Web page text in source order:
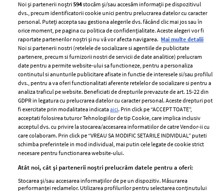
ELLE Style Awards
2024
Despre ELLE
Romania
Contact
Abonamente
Termeni si conditii
Politica de
confidențialitate
Politica de cookies
Publicitate
GSP
femei
Viva
Noi și partenerii noștri594stocăm și/sau accesăm informații pe dispozitivul
dvs., precum identificatorii cookie unici pentru prelucrarea datelor cu caracter
personal. Puteți accepta sau gestiona alegerile dvs. făcând clic mai jos sau în
orice moment, pe pagina cu politica de confidențialitate. Aceste alegeri vor fi
raportate partenerilor noștri și nu vă vor afecta navigarea. Mai multe detalii
Noi si partenerii nostri (retelele de socializare si agentiile de publicitate
partenere, precum si furnizorii nostri de servicii de date analitice) prelucram
date pentru a permite website-ului sa functioneze, pentru a personaliza
continutul si anunturile publicitare afisate in functie de interesele si/sau profilul
dvs., pentru a va oferi functionalitati aferente retelelor de socializare si pentru a
analiza traficul pe website. Beneficiati de drepturile prevazute de art. 15-22 din
GDPR in legatura cu prelucrarea datelor cu caracter personal. Aceste drepturi pot
fi exercitate prin modalitatea indicataaici. Prin click pe “ACCEPT TOATE”,
acceptati folosirea tuturor Tehnologiilor de tip Cookie, care implica inclusiv
acceptul dvs. cu privire la stocarea/accesarea informatiilor de catre Vendor-ii cu
care colaboram. Prin click pe “VREAU SA MODIFIC SETARILE INDIVIDUAL” puteti
schimba preferintele in mod individual, mai putin cele legate de cookie strict
necesare pentru functionarea website-ului.
Atât noi, cât și partenerii noștri prelucrăm datele pentru a oferi:
Stocarea și/sau accesarea informațiilor de pe un dispozitiv. Măsurarea
performanței reclamelor. Utilizarea profilurilor pentru selectarea conținutului